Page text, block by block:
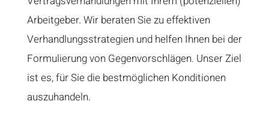
Arbeitgeber. Wir beraten Sie zu effektiven
Verhandlungsstrategien und helfen Ihnen bei der
Formulierung von Gegenvorschlägen. Unser Ziel
ist es, für Sie die bestmöglichen Konditionen
auszuhandeln.